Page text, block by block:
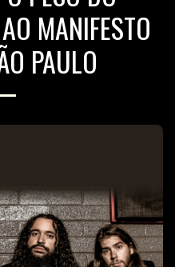
MANIFESTO
PAULO